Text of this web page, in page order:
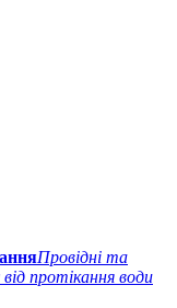
Провідні та
протікання води